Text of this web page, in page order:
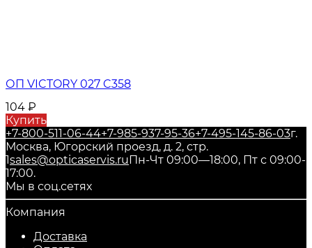
ОП VICTORY 027 C358
104 ₽
Купить
+7-800-511-06-44+7-985-937-95-36+7-495-145-86-03г.
Москва, Югорский проезд, д. 2, стр.
1sales@opticaservis.ruПн-Чт 09:00—18:00, Пт с 09:00-
17:00.
Мы в соц.сетях
Компания
Доставка